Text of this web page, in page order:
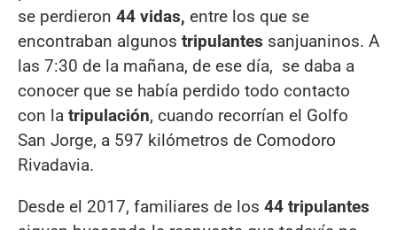
se perdieron 44 vidas, entre los que se
encontraban algunos tripulantes sanjuaninos. A
las 7:30 de la mañana, de ese día, se daba a
conocer que se había perdido todo contacto
con la tripulación, cuando recorrían el Golfo
San Jorge, a 597 kilómetros de Comodoro
Rivadavia.
Desde el 2017, familiares de los 44 tripulantes